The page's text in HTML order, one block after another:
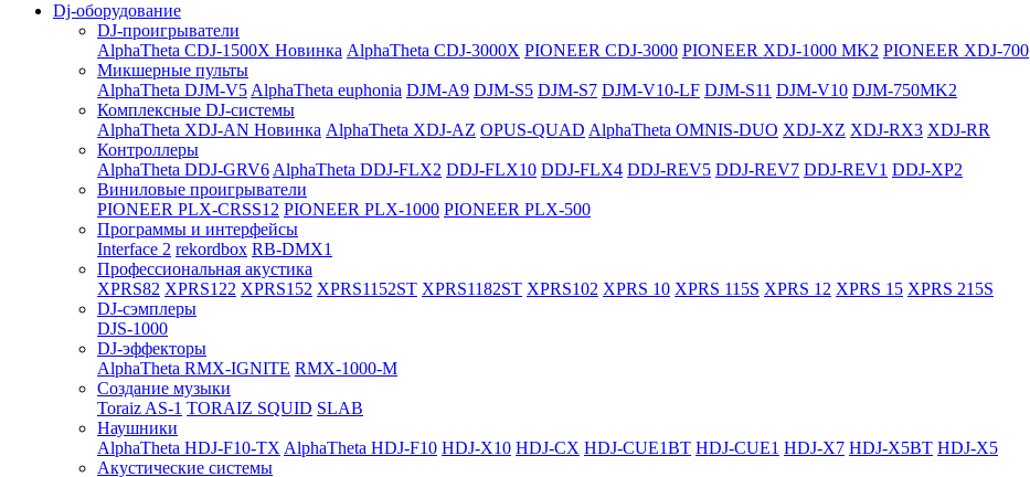
Dj-оборудование
DJ-проигрыватели
AlphaTheta CDJ-1500X Новинка AlphaTheta CDJ-3000X PIONEER CDJ-3000 PIONEER XDJ-1000 MK2 PIONEER XDJ-700
Микшерные пульты
AlphaTheta DJM-V5 AlphaTheta euphonia DJM-A9 DJM-S5 DJM-S7 DJM-V10-LF DJM-S11 DJM-V10 DJM-750MK2
Комплексные DJ-системы
AlphaTheta XDJ-AN Новинка AlphaTheta XDJ-AZ OPUS-QUAD AlphaTheta OMNIS-DUO XDJ-XZ XDJ-RX3 XDJ-RR
Контроллеры
AlphaTheta DDJ-GRV6 AlphaTheta DDJ-FLX2 DDJ-FLX10 DDJ-FLX4 DDJ-REV5 DDJ-REV7 DDJ-REV1 DDJ-XP2
Виниловые проигрыватели
PIONEER PLX-CRSS12 PIONEER PLX-1000 PIONEER PLX-500
Программы и интерфейсы
Interface 2 rekordbox RB-DMX1
Профессиональная акустика
XPRS82 XPRS122 XPRS152 XPRS1152ST XPRS1182ST XPRS102 XPRS 10 XPRS 115S XPRS 12 XPRS 15 XPRS 215S
DJ-сэмплеры
DJS-1000
DJ-эффекторы
AlphaTheta RMX-IGNITE RMX-1000-M
Создание музыки
Toraiz AS-1 TORAIZ SQUID SLAB
Наушники
AlphaTheta HDJ-F10-TX AlphaTheta HDJ-F10 HDJ-X10 HDJ-CX HDJ-CUE1BT HDJ-CUE1 HDJ-X7 HDJ-X5BT HDJ-X5
Акустические системы